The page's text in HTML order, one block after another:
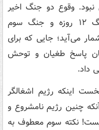
وقوع دو جنگ اخیر
آمریکایی - صهیونیستی علیه ایران یعنی جنگ ۱۲ روزه و جنگ سوم
می‌آید؛ جایی که برای
پاسخ طغیان و توحش
داد.
اینکه رژیم اشغالگر
چنین رژیم نامشروع و
نکته سوم معطوف به